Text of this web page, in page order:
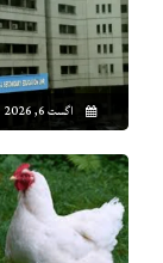
اگست 6, 2026